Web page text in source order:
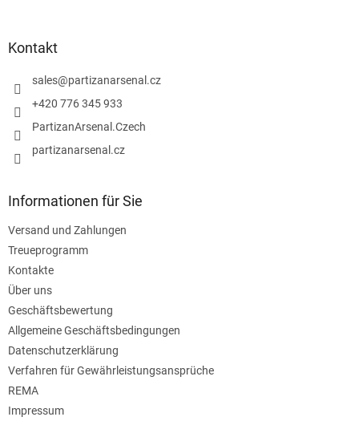
Kontakt
sales@partizanarsenal.cz
+420 776 345 933
PartizanArsenal.Czech
partizanarsenal.cz
Informationen für Sie
Versand und Zahlungen
Treueprogramm
Kontakte
Über uns
Geschäftsbewertung
Allgemeine Geschäftsbedingungen
Datenschutzerklärung
Verfahren für Gewährleistungsansprüche
REMA
Impressum